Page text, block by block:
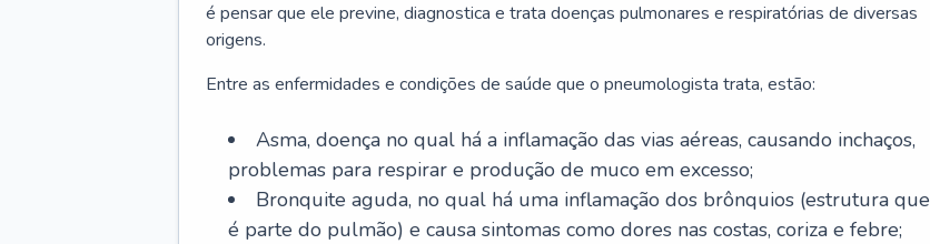
é pensar que ele previne, diagnostica e trata doenças pulmonares e respiratórias de diversas
origens.
Entre as enfermidades e condições de saúde que o pneumologista trata, estão:
Asma, doença no qual há a inflamação das vias aéreas, causando inchaços,
problemas para respirar e produção de muco em excesso;
Bronquite aguda, no qual há uma inflamação dos brônquios (estrutura que
é parte do pulmão) e causa sintomas como dores nas costas, coriza e febre;